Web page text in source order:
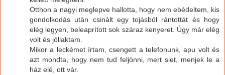
Otthon a nagyi meglepve hallotta, hogy nem ebédeltem, kis
gondolkodás után csinált egy tojásból rántottát és hogy
elég legyen, beleaprított sok száraz kenyeret. Úgy már elég
volt és jóllaktam.
Mikor a leckémet írtam, csengett a telefonunk, apu volt és
azt mondta, hogy nem tud feljönni, mert siet, menjek le a
ház elé, ott vár.